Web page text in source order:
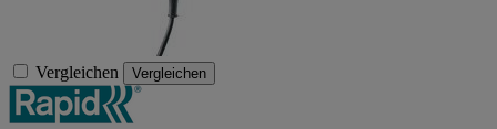
Vergleichen Vergleichen